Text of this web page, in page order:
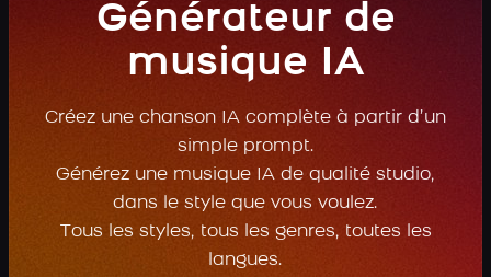
Générateur de
musique IA
Créez une chanson IA complète à partir d’un
simple prompt.
Générez une musique IA de qualité studio,
dans le style que vous voulez.
Tous les styles, tous les genres, toutes les
langues.